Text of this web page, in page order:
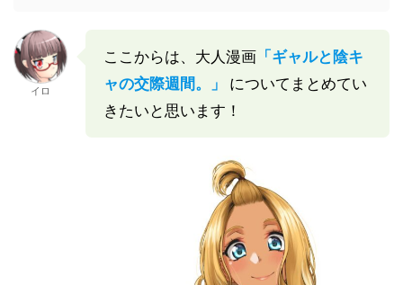
イロ
ここからは、大人漫画 「ギャルと陰キ
ャの交際週間。」 についてまとめてい
きたいと思います！